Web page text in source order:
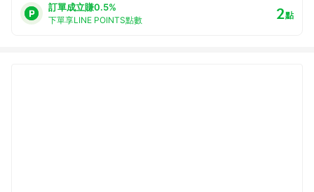
訂單成立賺0.5%
下單享LINE POINTS點數 2點